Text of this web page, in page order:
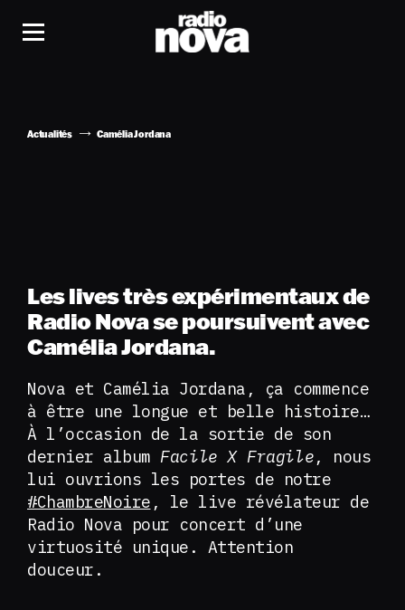
Actualités Camélia Jordana
Les lives très expérimentaux de
Radio Nova se poursuivent avec
Camélia Jordana.
Nova et Camélia Jordana, ça commence
à être une longue et belle histoire…
À l’occasion de la sortie de son
dernier album Facile X Fragile, nous
lui ouvrions les portes de notre
#ChambreNoire , le live révélateur de
Radio Nova pour concert d’une
virtuosité unique. Attention
douceur.